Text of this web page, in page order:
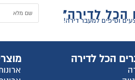
הכל לדירה"
הכל לדירה